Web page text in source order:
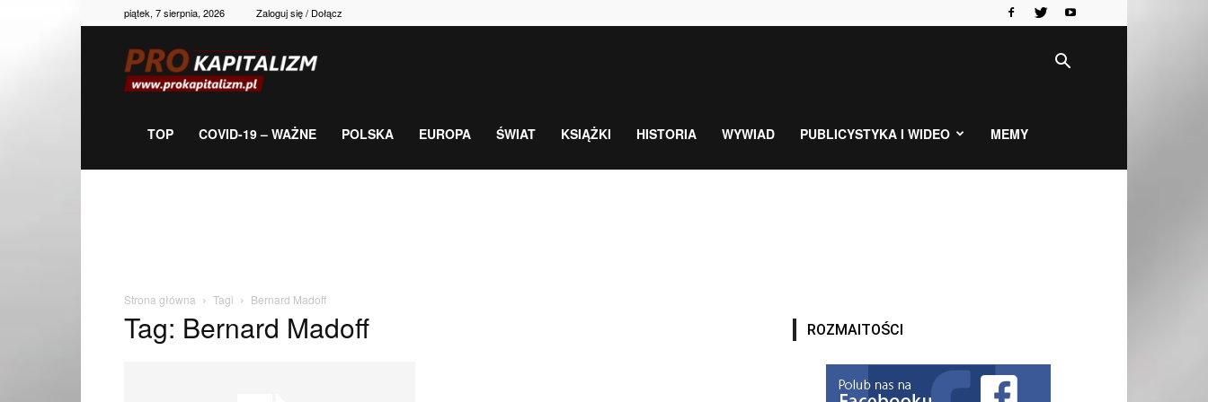
piątek, 7 sierpnia, 2026 Zaloguj się / Dołącz
gospodarka,
TOP COVID-19 – WAŻNE POLSKA EUROPA ŚWIAT KSIĄŻKI HISTORIA WYWIAD PUBLICYSTYKA I WIDEO MEMY
Strona główna Tagi Bernard Madoff
Tag: Bernard Madoff ROZMAITOŚCI